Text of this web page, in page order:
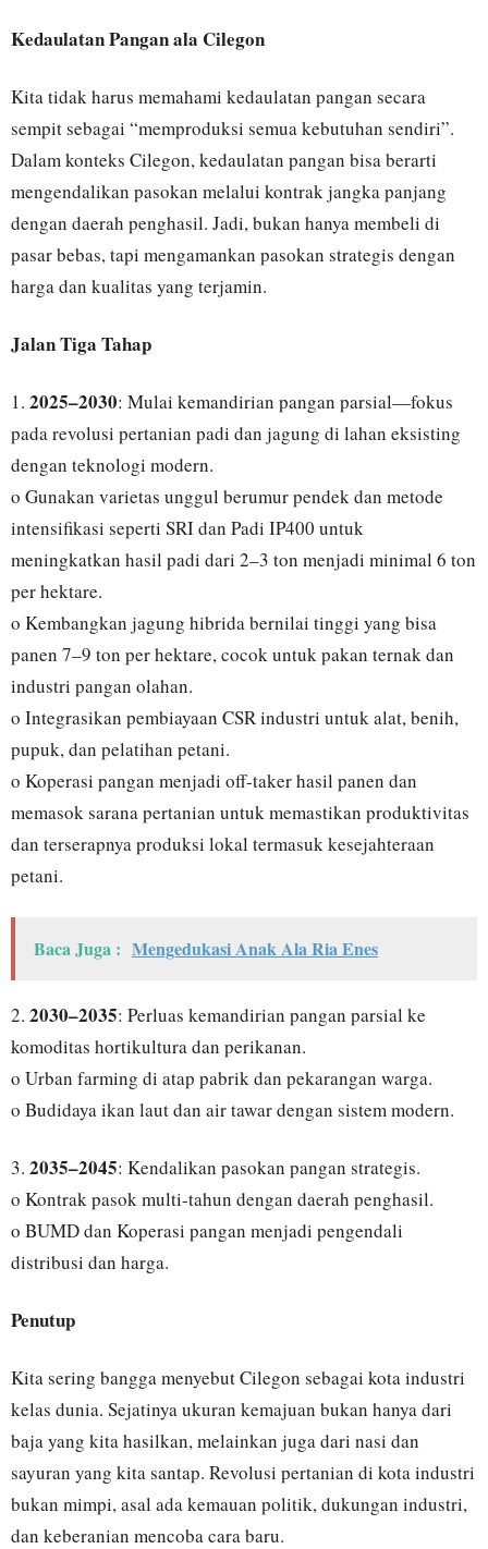
Kedaulatan Pangan ala Cilegon
Kita tidak harus memahami kedaulatan pangan secara
sempit sebagai “memproduksi semua kebutuhan sendiri”.
Dalam konteks Cilegon, kedaulatan pangan bisa berarti
mengendalikan pasokan melalui kontrak jangka panjang
dengan daerah penghasil. Jadi, bukan hanya membeli di
pasar bebas, tapi mengamankan pasokan strategis dengan
harga dan kualitas yang terjamin.
Jalan Tiga Tahap
1. 2025–2030: Mulai kemandirian pangan parsial—fokus
pada revolusi pertanian padi dan jagung di lahan eksisting
dengan teknologi modern.
o Gunakan varietas unggul berumur pendek dan metode
intensifikasi seperti SRI dan Padi IP400 untuk
meningkatkan hasil padi dari 2–3 ton menjadi minimal 6 ton
per hektare.
o Kembangkan jagung hibrida bernilai tinggi yang bisa
panen 7–9 ton per hektare, cocok untuk pakan ternak dan
industri pangan olahan.
o Integrasikan pembiayaan CSR industri untuk alat, benih,
pupuk, dan pelatihan petani.
o Koperasi pangan menjadi off-taker hasil panen dan
memasok sarana pertanian untuk memastikan produktivitas
dan terserapnya produksi lokal termasuk kesejahteraan
petani.
Baca Juga : Mengedukasi Anak Ala Ria Enes
2. 2030–2035: Perluas kemandirian pangan parsial ke
komoditas hortikultura dan perikanan.
o Urban farming di atap pabrik dan pekarangan warga.
o Budidaya ikan laut dan air tawar dengan sistem modern.
3. 2035–2045: Kendalikan pasokan pangan strategis.
o Kontrak pasok multi-tahun dengan daerah penghasil.
o BUMD dan Koperasi pangan menjadi pengendali
distribusi dan harga.
Penutup
Kita sering bangga menyebut Cilegon sebagai kota industri
kelas dunia. Sejatinya ukuran kemajuan bukan hanya dari
baja yang kita hasilkan, melainkan juga dari nasi dan
sayuran yang kita santap. Revolusi pertanian di kota industri
bukan mimpi, asal ada kemauan politik, dukungan industri,
dan keberanian mencoba cara baru.